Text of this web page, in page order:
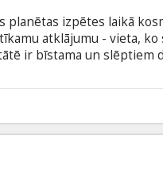
planētas izpētes laikā
atklājumu - vieta, ko
ir bīstama un slēptiem
ar subtitriem latviešu un